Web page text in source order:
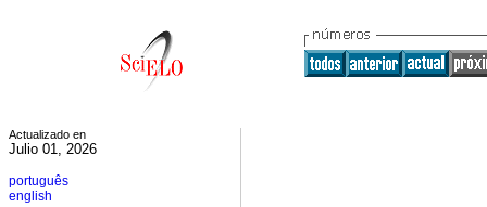
Actualizado en
Julio 01, 2026
português
english